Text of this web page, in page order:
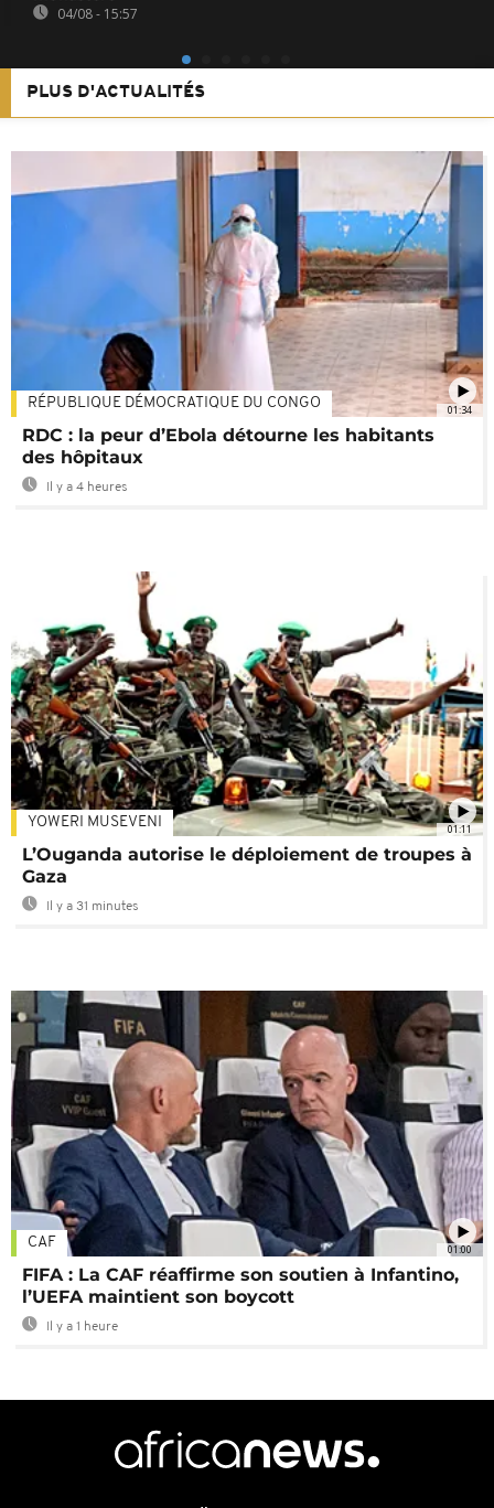
04/08 - 15:57
PLUS D'ACTUALITÉS
01:34
RÉPUBLIQUE DÉMOCRATIQUE DU CONGO
RDC : la peur d’Ebola détourne les habitants
des hôpitaux
Il y a 4 heures
01:11
YOWERI MUSEVENI
L’Ouganda autorise le déploiement de troupes à
Gaza
Il y a 31 minutes
01:00
CAF
FIFA : La CAF réaffirme son soutien à Infantino,
l’UEFA maintient son boycott
Il y a 1 heure